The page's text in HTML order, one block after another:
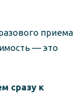
приема
— это
сразу к